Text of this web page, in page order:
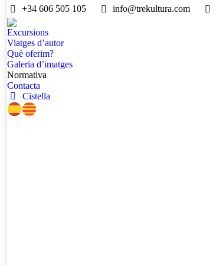
+34 606 505 105 info@trekultura.com
Excursions
Viatges d’autor
Què oferim?
Galeria d’imatges
Normativa
Contacta
Cistella